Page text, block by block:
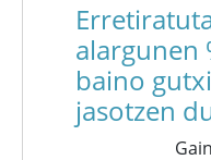
alargunen
baino
jasotzen